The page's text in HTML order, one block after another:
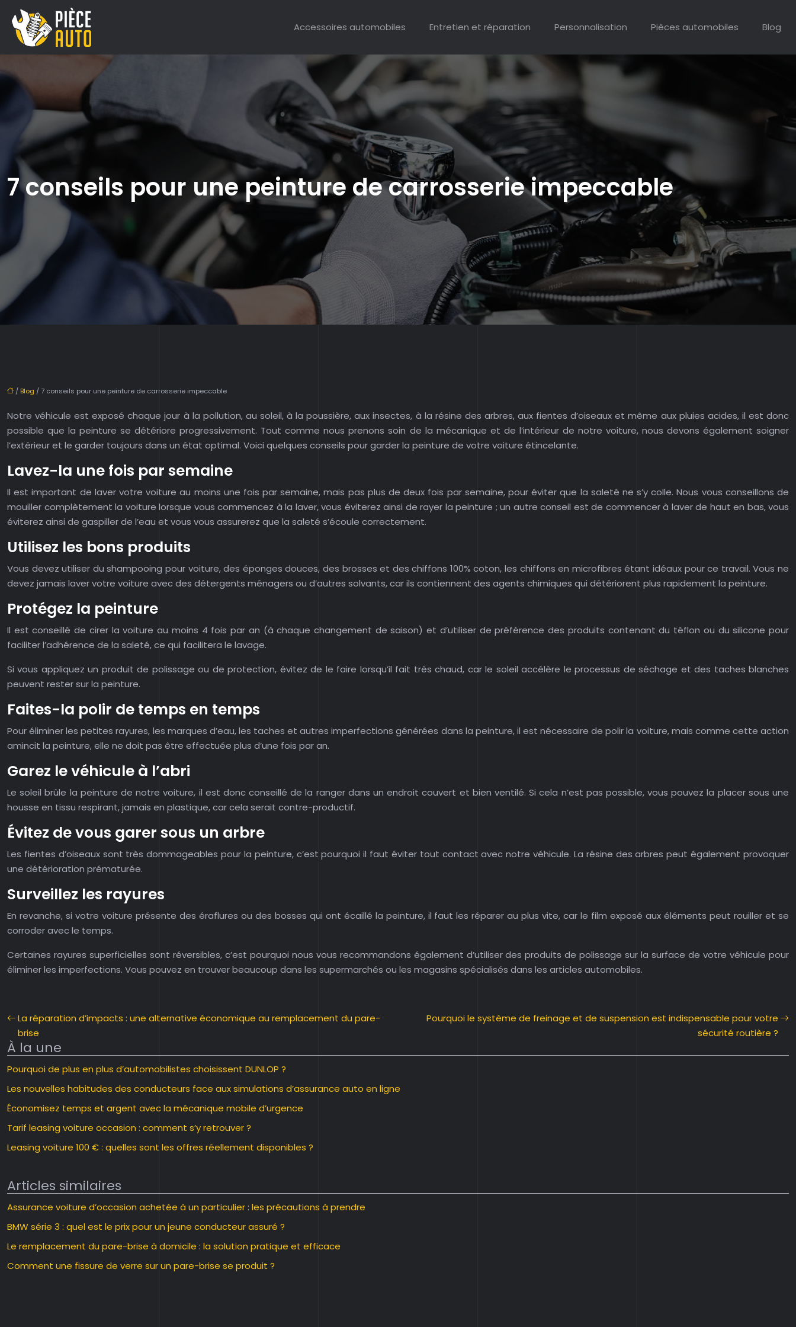
Accessoires automobiles Entretien et réparation Personnalisation Pièces automobiles Blog
7 conseils pour une peinture de carrosserie impeccable
/ Blog / 7 conseils pour une peinture de carrosserie impeccable
Notre véhicule est exposé chaque jour à la pollution, au soleil, à la poussière, aux insectes, à la résine des arbres, aux fientes d’oiseaux et même aux pluies acides, il est donc
possible que la peinture se détériore progressivement. Tout comme nous prenons soin de la mécanique et de l’intérieur de notre voiture, nous devons également soigner
l’extérieur et le garder toujours dans un état optimal. Voici quelques conseils pour garder la peinture de votre voiture étincelante.
Lavez-la une fois par semaine
Il est important de laver votre voiture au moins une fois par semaine, mais pas plus de deux fois par semaine, pour éviter que la saleté ne s’y colle. Nous vous conseillons de
mouiller complètement la voiture lorsque vous commencez à la laver, vous éviterez ainsi de rayer la peinture ; un autre conseil est de commencer à laver de haut en bas, vous
éviterez ainsi de gaspiller de l’eau et vous vous assurerez que la saleté s’écoule correctement.
Utilisez les bons produits
Vous devez utiliser du shampooing pour voiture, des éponges douces, des brosses et des chiffons 100% coton, les chiffons en microfibres étant idéaux pour ce travail. Vous ne
devez jamais laver votre voiture avec des détergents ménagers ou d’autres solvants, car ils contiennent des agents chimiques qui détériorent plus rapidement la peinture.
Protégez la peinture
Il est conseillé de cirer la voiture au moins 4 fois par an (à chaque changement de saison) et d’utiliser de préférence des produits contenant du téflon ou du silicone pour
faciliter l’adhérence de la saleté, ce qui facilitera le lavage.
Si vous appliquez un produit de polissage ou de protection, évitez de le faire lorsqu’il fait très chaud, car le soleil accélère le processus de séchage et des taches blanches
peuvent rester sur la peinture.
Faites-la polir de temps en temps
Pour éliminer les petites rayures, les marques d’eau, les taches et autres imperfections générées dans la peinture, il est nécessaire de polir la voiture, mais comme cette action
amincit la peinture, elle ne doit pas être effectuée plus d’une fois par an.
Garez le véhicule à l’abri
Le soleil brûle la peinture de notre voiture, il est donc conseillé de la ranger dans un endroit couvert et bien ventilé. Si cela n’est pas possible, vous pouvez la placer sous une
housse en tissu respirant, jamais en plastique, car cela serait contre-productif.
Évitez de vous garer sous un arbre
Les fientes d’oiseaux sont très dommageables pour la peinture, c’est pourquoi il faut éviter tout contact avec notre véhicule. La résine des arbres peut également provoquer
une détérioration prématurée.
Surveillez les rayures
En revanche, si votre voiture présente des éraflures ou des bosses qui ont écaillé la peinture, il faut les réparer au plus vite, car le film exposé aux éléments peut rouiller et se
corroder avec le temps.
Certaines rayures superficielles sont réversibles, c’est pourquoi nous vous recommandons également d’utiliser des produits de polissage sur la surface de votre véhicule pour
éliminer les imperfections. Vous pouvez en trouver beaucoup dans les supermarchés ou les magasins spécialisés dans les articles automobiles.
La réparation d’impacts : une alternative économique au remplacement du pare-
brise
Pourquoi le système de freinage et de suspension est indispensable pour votre
sécurité routière ?
À la une
Pourquoi de plus en plus d’automobilistes choisissent DUNLOP ?
Les nouvelles habitudes des conducteurs face aux simulations d’assurance auto en ligne
Économisez temps et argent avec la mécanique mobile d’urgence
Tarif leasing voiture occasion : comment s’y retrouver ?
Leasing voiture 100 € : quelles sont les offres réellement disponibles ?
Articles similaires
Assurance voiture d’occasion achetée à un particulier : les précautions à prendre
BMW série 3 : quel est le prix pour un jeune conducteur assuré ?
Le remplacement du pare-brise à domicile : la solution pratique et efficace
Comment une fissure de verre sur un pare-brise se produit ?